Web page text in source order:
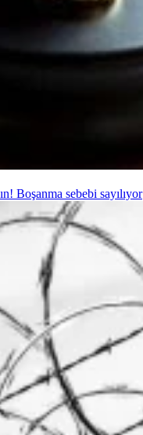
Boşanma sebebi sayılıyor